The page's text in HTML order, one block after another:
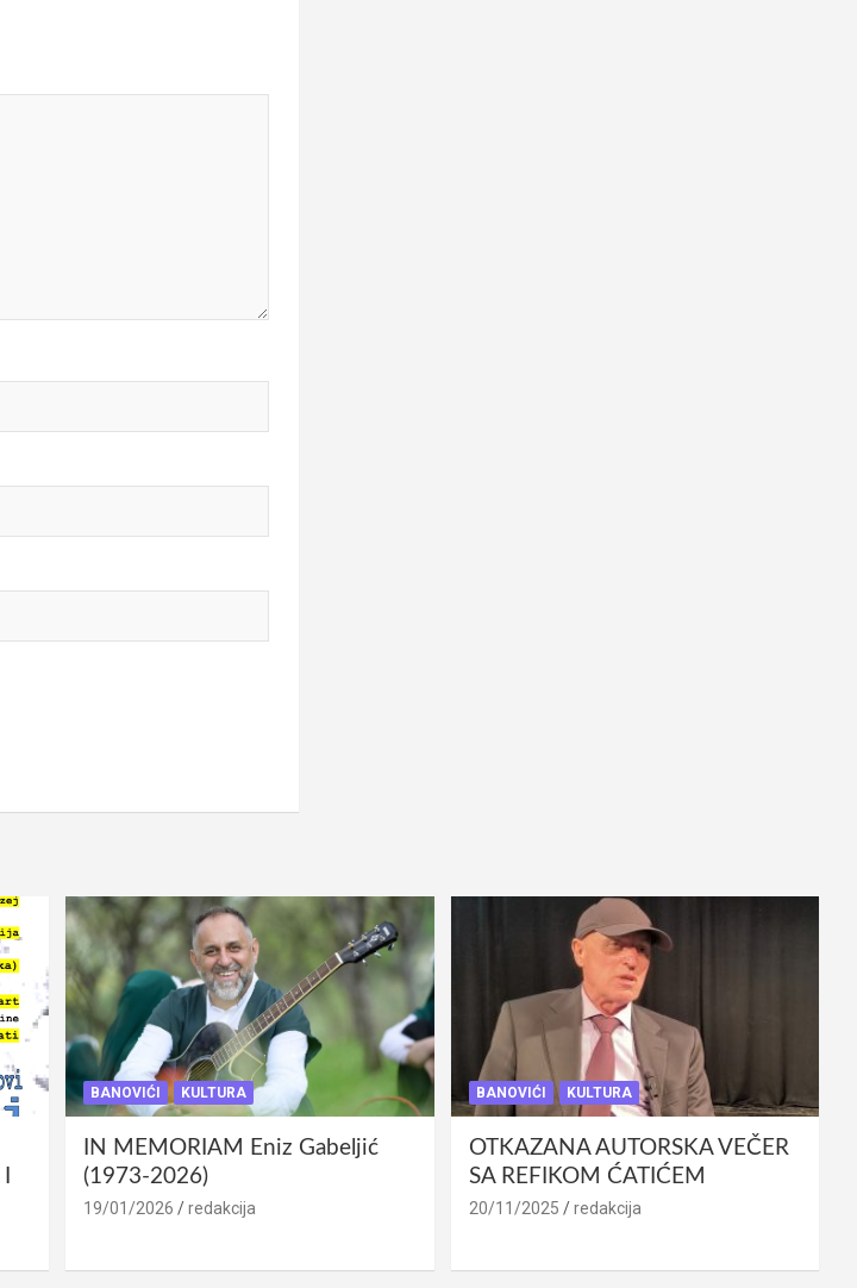
BANOVIĆI KULTURA
IN MEMORIAM Eniz Gabeljić
(1973-2026)
19/01/2026 redakcija
BANOVIĆI KULTURA
OTKAZANA AUTORSKA VEČER
SA REFIKOM ĆATIĆEM
20/11/2025 redakcija